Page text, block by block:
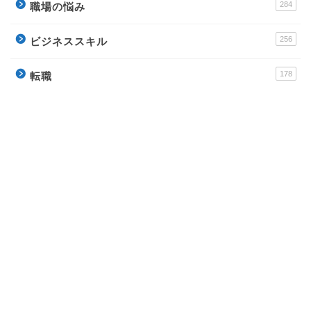
職場の悩み 284
ビジネススキル 256
転職 178